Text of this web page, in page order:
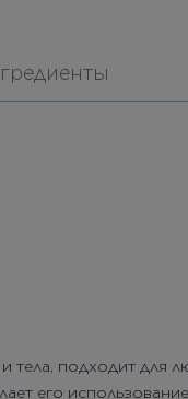
подходит для
его